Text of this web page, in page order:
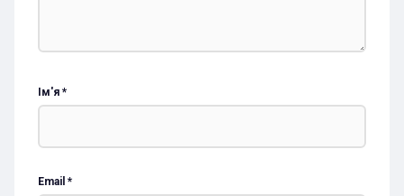
Ім'я *
Email *